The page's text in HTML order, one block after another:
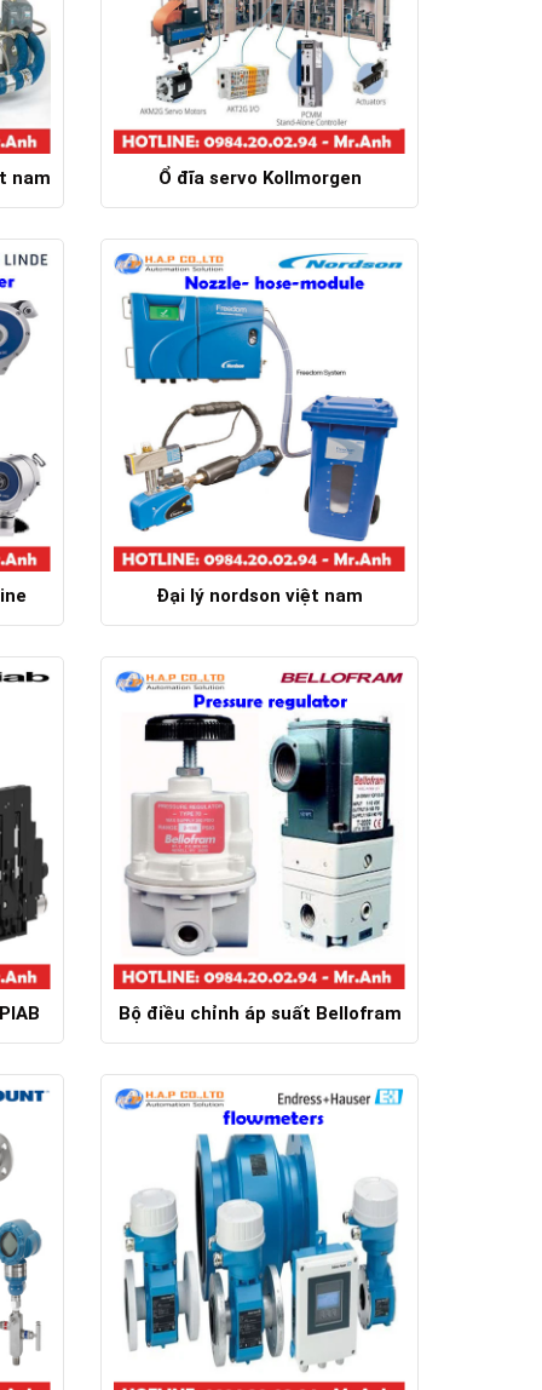
nam Ổ đĩa servo Kollmorgen
Chi tiết
Đại lý nordson việt nam
Chi tiết
Bộ điều chỉnh áp suất Bellofram
Chi tiết